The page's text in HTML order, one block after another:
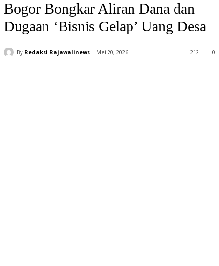
Bogor Bongkar Aliran Dana dan
Dugaan ‘Bisnis Gelap’ Uang Desa
By Redaksi Rajawalinews Mei 20, 2026 0
212